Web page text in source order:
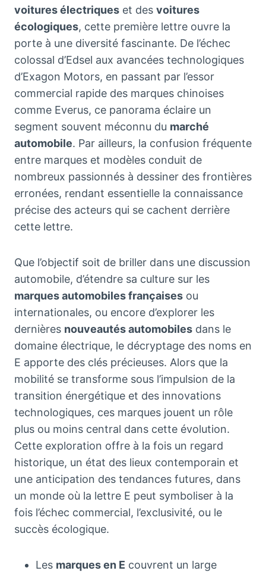
voitures électriques et des voitures
écologiques, cette première lettre ouvre la
porte à une diversité fascinante. De l’échec
colossal d’Edsel aux avancées technologiques
d’Exagon Motors, en passant par l’essor
commercial rapide des marques chinoises
comme Everus, ce panorama éclaire un
segment souvent méconnu du marché
automobile. Par ailleurs, la confusion fréquente
entre marques et modèles conduit de
nombreux passionnés à dessiner des frontières
erronées, rendant essentielle la connaissance
précise des acteurs qui se cachent derrière
cette lettre.
Que l’objectif soit de briller dans une discussion
automobile, d’étendre sa culture sur les
marques automobiles françaises ou
internationales, ou encore d’explorer les
dernières nouveautés automobiles dans le
domaine électrique, le décryptage des noms en
E apporte des clés précieuses. Alors que la
mobilité se transforme sous l’impulsion de la
transition énergétique et des innovations
technologiques, ces marques jouent un rôle
plus ou moins central dans cette évolution.
Cette exploration offre à la fois un regard
historique, un état des lieux contemporain et
une anticipation des tendances futures, dans
un monde où la lettre E peut symboliser à la
fois l’échec commercial, l’exclusivité, ou le
succès écologique.
Les marques en E couvrent un large